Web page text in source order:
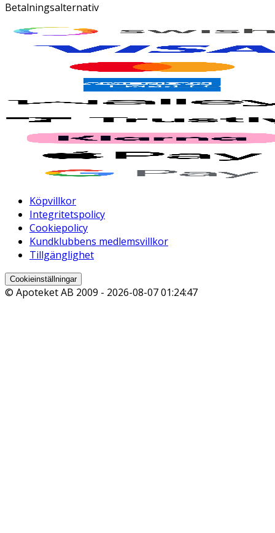
Betalningsalternativ
Köpvillkor
Integritetspolicy
Cookiepolicy
Kundklubbens medlemsvillkor
Tillgänglighet
Cookieinställningar
© Apoteket AB 2009 - 2026-08-07 01:24:47